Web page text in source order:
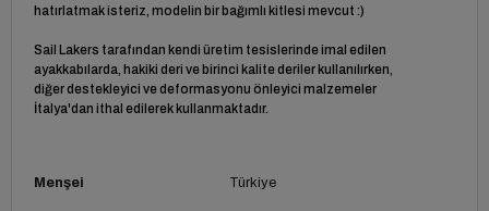
hatırlatmak isteriz, modelin bir bağımlı kitlesi mevcut :)
Sail Lakers tarafından kendi üretim tesislerinde imal edilen
ayakkabılarda, hakiki deri ve birinci kalite deriler kullanılırken,
diğer destekleyici ve deformasyonu önleyici malzemeler
İtalya'dan ithal edilerek kullanmaktadır.
Menşei Türkiye